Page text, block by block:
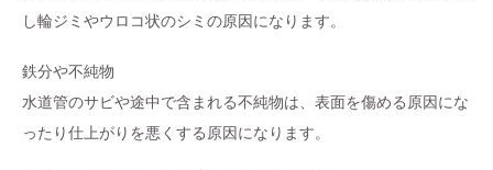
し輪ジミやウロコ状のシミの原因になります。
鉄分や不純物
水道管のサビや途中で含まれる不純物は、表面を傷める原因にな
ったり仕上がりを悪くする原因になります。